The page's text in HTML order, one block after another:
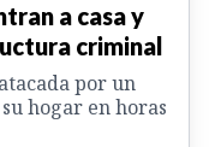
a casa y
criminal
por un
hogar en horas